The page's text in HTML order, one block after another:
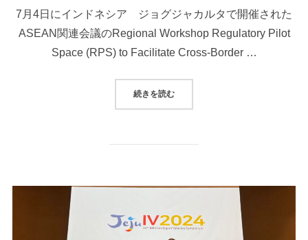
7月4日にインドネシア ジョグジャカルタで開催された
ASEAN関連会議のRegional Workshop Regulatory Pilot
Space (RPS) to Facilitate Cross-Border …
続きを読む“インドネシア情報通信省